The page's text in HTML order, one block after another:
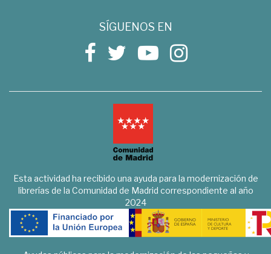
SÍGUENOS EN
Esta actividad ha recibido una ayuda para la modernización de
librerías de la Comunidad de Madrid correspondiente al año
2024